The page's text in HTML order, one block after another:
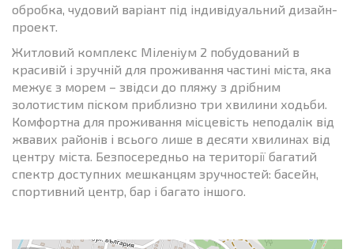
обробка, чудовий варіант під індивідуальний дизайн-
проект.
Житловий комплекс Міленіум 2 побудований в
красивій і зручній для проживання частині міста, яка
межує з морем – звідси до пляжу з дрібним
золотистим піском приблизно три хвилини ходьби.
Комфортна для проживання місцевість неподалік від
жвавих районів і всього лише в десяти хвилинах від
центру міста. Безпосередньо на території багатий
спектр доступних мешканцям зручностей: басейн,
спортивний центр, бар і багато іншого.